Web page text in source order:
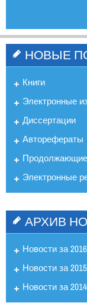
НОВЫЕ
Книги
Электронные
Диссертации
Авторефераты
Электронные
АРХИВ
Новости за
Новости за
Новости за